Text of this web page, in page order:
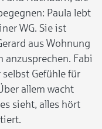
Paula lebt
WG. Sie ist
aus Wohnung
Fabi
Gefühle für
allem wacht
sieht, alles hört